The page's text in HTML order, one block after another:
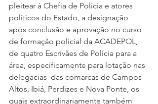
pleitear à Chefia de Polícia e atores
políticos do Estado, a designação
após conclusão e aprovação no curso
de formação policial da ACADEPOL,
de quatro Escrivães de Polícia para a
área, especificamente para lotação nas
delegacias  das comarcas de Campos
Altos, Ibiá, Perdizes e Nova Ponte, os
quais extraordinariamente também